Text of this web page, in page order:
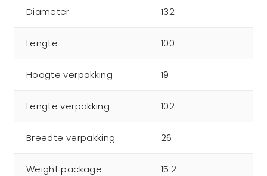
Diameter 132
Lengte 100
Hoogte verpakking 19
Lengte verpakking 102
Breedte verpakking 26
Weight package 15.2